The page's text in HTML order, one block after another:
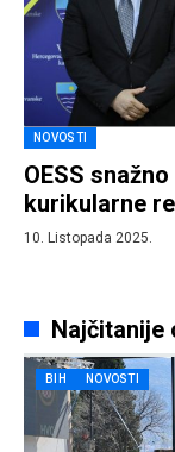
NOVOSTI
OESS
kurikularne
10. Listopada 2025.
Najčitanije
BIH NOVOSTI